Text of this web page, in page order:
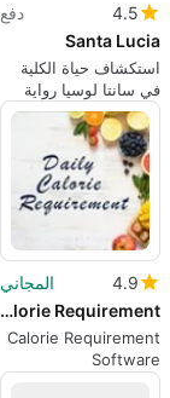
4.5
دفع
Santa Lucia
استكشاف حياة الكلية
في سانتا لوسيا رواية
بصرية
4.9
المجاني
Calorie Requirement
Calorie Requirement
Software